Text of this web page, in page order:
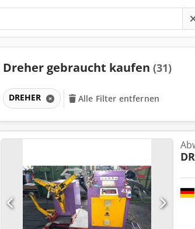
Dreher gebraucht kaufen (31)
DREHER Alle Filter entfernen